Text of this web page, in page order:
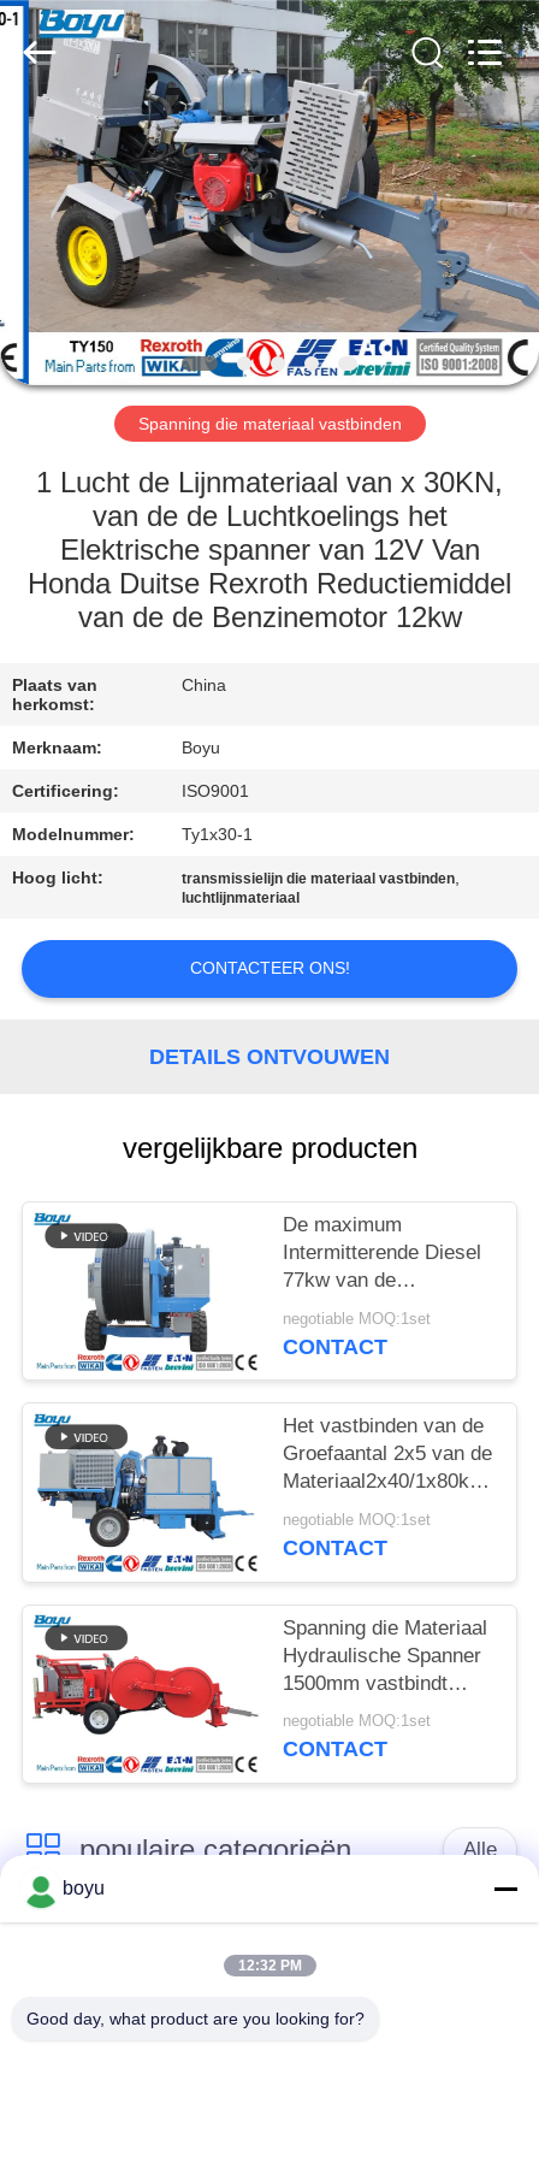
HUIS
PRODUCTEN
ONGEVEER
ONS
FABRIEKSREIS
KWALITEITSCONTROLE
CONTACTEER
ONS
VERZOEK
OM EEN
SITEMAP
PRIVACY
POLICY
Boyu
Electric
Power
Machinery
Co.,LTD.
Rights
Reserved.
Spanning die materiaal vastbinden
1 Lucht de Lijnmateriaal van x 30KN,
van de de Luchtkoelings het
Elektrische spanner van 12V Van
Honda Duitse Rexroth Reductiemiddel
van de de Benzinemotor 12kw
Plaats van
herkomst:
China
Merknaam: Boyu
Certificering: ISO9001
Modelnummer: Ty1x30-1
Hoog licht: transmissielijn die materiaal vastbinden,
luchtlijnmateriaal
CONTACTEER ONS!
DETAILS ONTVOUWEN
vergelijkbare producten
De maximum
Intermitterende Diesel
77kw van de
Spannings2x70kn
Hydraulische Spanner
negotiable MOQ:1set
CONTACT
Het vastbinden van de
Groefaantal 2x5 van de
Materiaal2x40/1x80kn
Hydraulisch Spanner
negotiable MOQ:1set
CONTACT
Spanning die Materiaal
Hydraulische Spanner
1500mm vastbindt
stier-Wiel Diameter
negotiable MOQ:1set
CONTACT
populaire categorieën Alle
transmissielijn die
Luchtlijn die Materiaal
vastbinden
spanning die
De antikabel van de
boyu
12:32 PM
Good day, what product are you looking for?